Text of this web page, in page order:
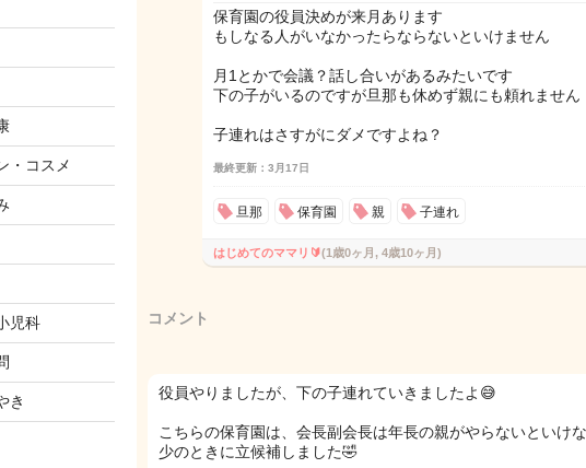
・コスメ
児科
き
保育園の役員決めが来月あります
もしなる人がいなかったらならないといけません
月1とかで会議？話し合いがあるみたいです
下の子がいるのですが旦那も休めず親にも頼れません
子連れはさすがにダメですよね？
最終更新：3月17日
旦那 保育園 親 子連れ
はじめてのママリ🔰(1歳0ヶ月, 4歳10ヶ月)
コメント
役員やりましたが、下の子連れていきましたよ😅
こちらの保育園は、会長副会長は年長の親がやらないといけ
少のときに立候補しました🤣